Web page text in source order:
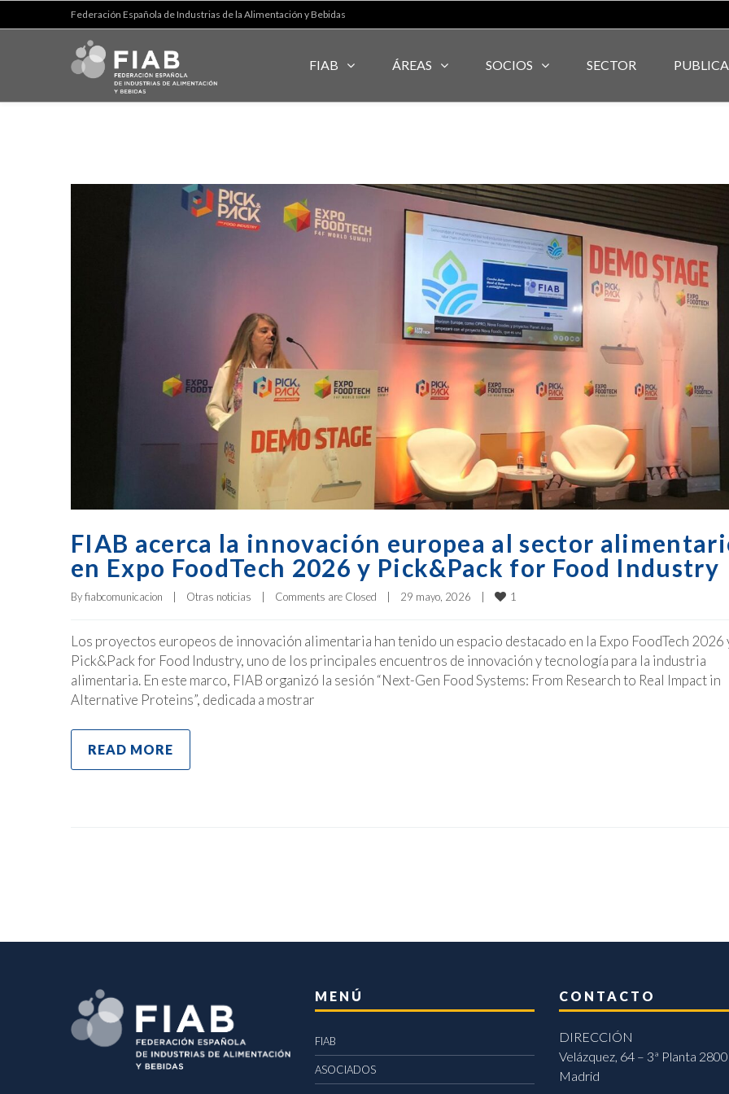
Federación Española de Industrias de la Alimentación y Bebidas
FIAB ÁREAS SOCIOS SECTOR
FIAB acerca la innovación europea al sector
en Expo FoodTech 2026 y Pick&Pack for Food Industry
By fiabcomunicacion Otras noticias Comments are Closed 29 mayo, 2026 1
Los proyectos europeos de innovación alimentaria han tenido un espacio destacado en la Expo FoodTech 2026
Pick&Pack for Food Industry, uno de los principales encuentros de innovación y tecnología para la industria
alimentaria. En este marco, FIAB organizó la sesión “Next-Gen Food Systems: From Research to Real Impact in
Alternative Proteins”, dedicada a mostrar
READ MORE
MENÚ
FIAB
ASOCIADOS
CONTACTO
DIRECCIÓN
Velázquez, 64 – 3ª Planta
Madrid